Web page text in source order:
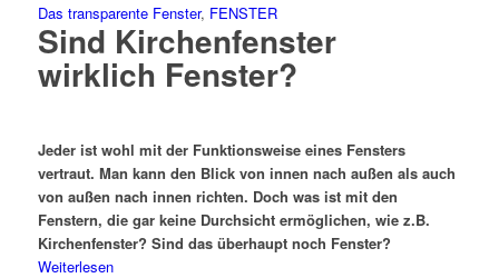
Das transparente Fenster, FENSTER
Sind Kirchenfenster
wirklich Fenster?
Jeder ist wohl mit der Funktionsweise eines Fensters
vertraut. Man kann den Blick von innen nach außen als auch
von außen nach innen richten. Doch was ist mit den
Fenstern, die gar keine Durchsicht ermöglichen, wie z.B.
Kirchenfenster? Sind das überhaupt noch Fenster?
Weiterlesen